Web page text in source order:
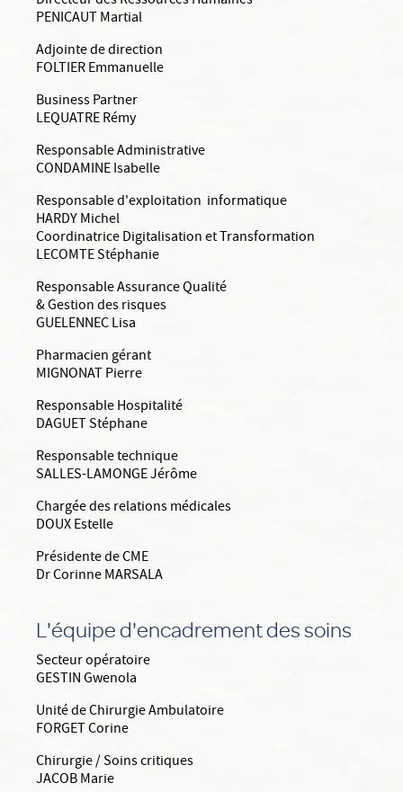
PENICAUT Martial
Adjointe de direction
FOLTIER Emmanuelle
Business Partner
LEQUATRE Rémy
Responsable Administrative
CONDAMINE Isabelle
Responsable d'exploitation informatique
HARDY Michel
Coordinatrice Digitalisation et Transformation
LECOMTE Stéphanie
Responsable Assurance Qualité
& Gestion des risques
GUELENNEC Lisa
Pharmacien gérant
MIGNONAT Pierre
Responsable Hospitalité
DAGUET Stéphane
Responsable technique
SALLES-LAMONGE Jérôme
Chargée des relations médicales
DOUX Estelle
Présidente de CME
Dr Corinne MARSALA
L'équipe d'encadrement des soins
Secteur opératoire
GESTIN Gwenola
Unité de Chirurgie Ambulatoire
FORGET Corine
Chirurgie / Soins critiques
JACOB Marie